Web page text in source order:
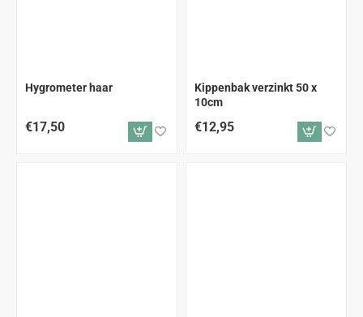
Hygrometer haar
€17,50
Kippenbak verzinkt 50 x
10cm
€12,95